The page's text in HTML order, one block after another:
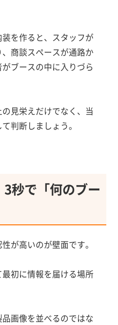
を作ると、スタッフが
商談スペースが通路か
ブースの中に入りづら
見栄えだけでなく、当
判断しましょう。
秒で「何のブー
が高いのが壁面です。
初に情報を届ける場所
画像を並べるのではな